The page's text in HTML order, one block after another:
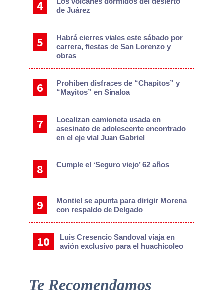
de Juárez
Habrá cierres viales este sábado por
carrera, fiestas de San Lorenzo y
obras
Prohíben disfraces de “Chapitos” y
“Mayitos” en Sinaloa
Localizan camioneta usada en
asesinato de adolescente encontrado
en el eje vial Juan Gabriel
Cumple el ‘Seguro viejo’ 62 años
Montiel se apunta para dirigir Morena
con respaldo de Delgado
Luis Cresencio Sandoval viaja en
avión exclusivo para el huachicoleo
Te Recomendamos